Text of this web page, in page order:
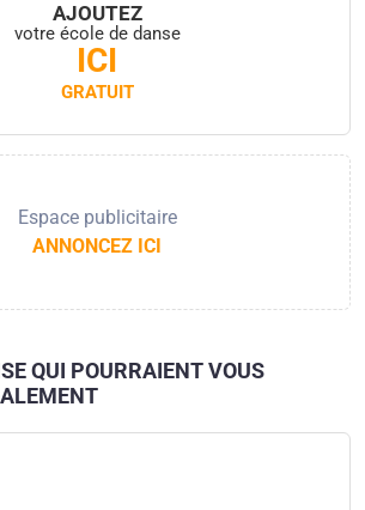
AJOUTEZ
votre école de danse
ICI
GRATUIT
Espace publicitaire
ANNONCEZ ICI
QUI POURRAIENT VOUS